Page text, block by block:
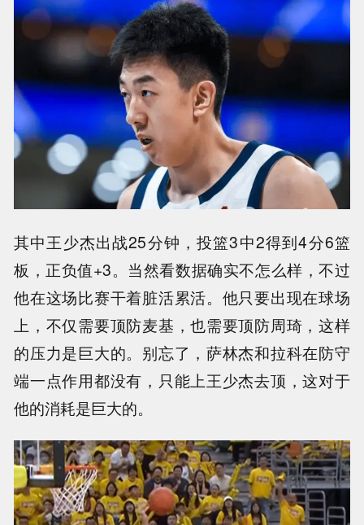
其中王少杰出战25分钟，投篮3中2得到4分6篮
板，正负值+3。当然看数据确实不怎么样，不过
他在这场比赛干着脏活累活。他只要出现在球场
上，不仅需要顶防麦基，也需要顶防周琦，这样
的压力是巨大的。别忘了，萨林杰和拉科在防守
端一点作用都没有，只能上王少杰去顶，这对于
他的消耗是巨大的。